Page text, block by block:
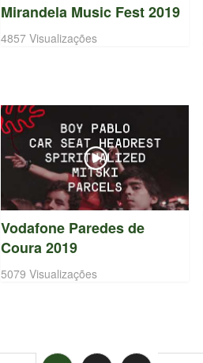
Mirandela Music Fest 2019
4857 Visualizações
Vodafone Paredes de
Coura 2019
5079 Visualizações